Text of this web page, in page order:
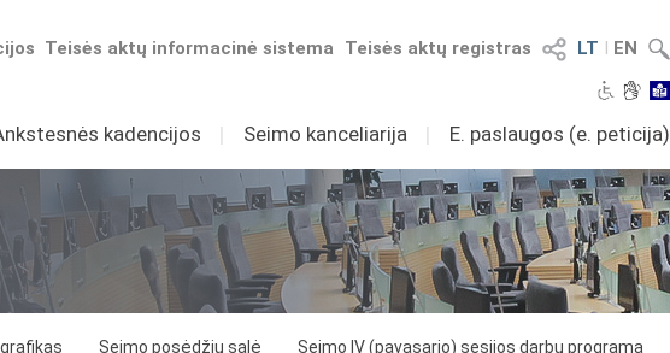
LT I EN
Teisės aktų registras
Teisės aktų informacinė sistema
kadencijos I Seimo kanceliarija I E. paslaugos (e. peticija)
grafikas Seimo posėdžių salė Seimo IV (pavasario) sesijos darbų programa